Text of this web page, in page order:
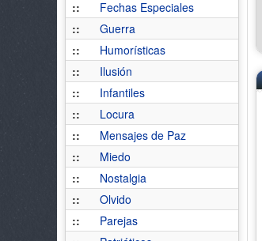
::
Fechas Especiales
::
Guerra
::
Humorísticas
::
Ilusión
::
Infantiles
::
Locura
::
Mensajes de Paz
::
Miedo
::
Nostalgia
::
Olvido
::
Parejas